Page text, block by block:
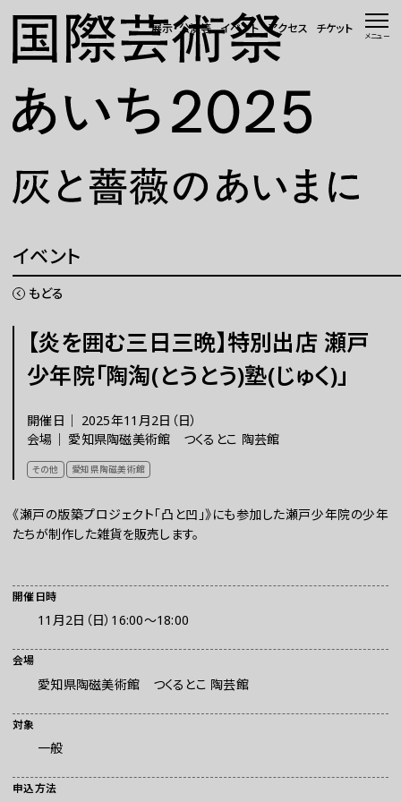
展示・公演等 イベント アクセス チケット メニュー
ニュース 一覧
WEBマガジン
展示・公演等
イベント
国際芸術祭「あいち」とは
チケット
イベント
もどる
【炎を囲む三日三晩】特別出店 瀬戸
少年院「陶淘(とうとう)塾(じゅく)」
開催日｜ 2025年11月2日（日）
会場｜ 愛知県陶磁美術館 つくるとこ 陶芸館
その他 愛知県陶磁美術館
《瀬戸の版築プロジェクト「凸と凹」》にも参加した瀬戸少年院の少年
たちが制作した雑貨を販売します。
開催日時
11月2日（日）16:00～18:00
会場
愛知県陶磁美術館 つくるとこ 陶芸館
対象
一般
申込方法